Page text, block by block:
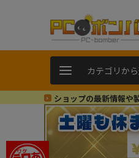
カテゴリか
ショップの最新情報や